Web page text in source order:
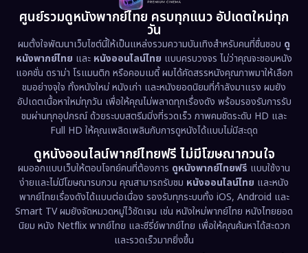
Disaster (13)
Disney+ (5)
Documentary สารคดี (93)
Drama ดราม่า (1,486)
Dystopian (17)
Emotional (61)
Epic มหากาพย์ (221)
Erotic (36)
1978
1974
1962
ศูนย์รวมดูหนังพากย์ไทย ครบทุกแนว อัปเดตใหม่ทุก
วัน
ผมตั้งใจพัฒนาเว็บไซต์นี้ให้เป็นแหล่งรวมความบันเทิงสำหรับคนที่ชื่นชอบ ดู
หนังพากย์ไทย และ หนังออนไลน์ไทย แบบครบวงจร ไม่ว่าคุณจะชอบหนัง
แอคชั่น ดราม่า โรแมนติก หรือคอมเมดี้ ผมได้คัดสรรหนังคุณภาพมาให้เลือก
ชมอย่างจุใจ ทั้งหนังใหม่ หนังเก่า และหนังยอดนิยมที่กำลังมาแรง ผมยัง
อัปเดตเนื้อหาใหม่ทุกวัน เพื่อให้คุณไม่พลาดทุกเรื่องดัง พร้อมรองรับการรับ
ชมผ่านทุกอุปกรณ์ ด้วยระบบสตรีมมิ่งที่รวดเร็ว ภาพคมชัดระดับ HD และ
Full HD ให้คุณเพลิดเพลินกับการดูหนังได้แบบไม่มีสะดุด
ดูหนังออนไลน์พากย์ไทยฟรี ไม่มีโฆษณากวนใจ
ผมออกแบบเว็บให้ตอบโจทย์คนที่ต้องการ ดูหนังพากย์ไทยฟรี แบบใช้งาน
ง่ายและไม่มีโฆษณารบกวน คุณสามารถรับชม หนังออนไลน์ไทย และหนัง
พากย์ไทยเรื่องดังได้แบบต่อเนื่อง รองรับทุกระบบทั้ง iOS, Android และ
Smart TV ผมยังจัดหมวดหมู่ไว้ชัดเจน เช่น หนังใหม่พากย์ไทย หนังไทยยอด
นิยม หนัง Netflix พากย์ไทย และซีรี่ย์พากย์ไทย เพื่อให้คุณค้นหาได้สะดวก
และรวดเร็วมากยิ่งขึ้น